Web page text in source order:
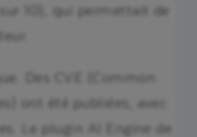
10), qui permettait de
Des CVE (Common
ont été publiées, avec
Le plugin AI Engine de